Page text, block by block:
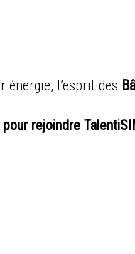
l’esprit des
rejoindre